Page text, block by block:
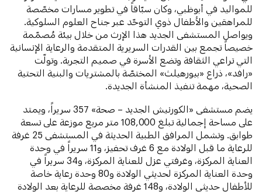
للمواليد في أبوظبي، وكان سبّاقاً في تطوير مسارات مخصّصة
للمراهقين والأطفال ذوي التوحّد عبر جناح العلوم السلوكية.
ويواصل المستشفى الجديد هذا الإرث من خلال بيئة مُصمّمة
خصيصاً تجمع بين القدرات السريرية المتقدمة والرعاية الإنسانية
التي تراعي الثقافة وتضع الأسرة في صميم التجربة. وتولّت
«رافد»، ذراع «بيورهيلث» المختصّة بالمشتريات والبنية التحتية
الصحية، مهمة تنفيذ المنشأة الجديدة.
يضم مستشفى «الكورنيش الجديد – صحة» 357 سريراً، ويمتد
على مساحة إجمالية تبلغ 108,000 متر مربع موزعة على تسعة
طوابق. وتشمل المرافق الطبية الحديثة في المستشفى 25 غرفة
للرعاية ما قبل الولادة مع 6 غرف تحفيز، و11 سريراً في وحدة
العناية المركزة، وغرفتي عزل للعناية المركزة، و34 سريراً في
وحدة العناية المركزة لحديثي الولادة و80 وحدة رعاية خاصة
للأطفال حديثي الولادة، و148 غرفة مخصصة للرعاية بعد الولادة